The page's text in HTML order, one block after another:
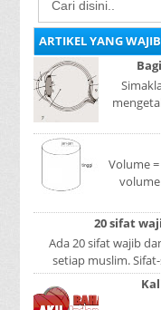
ARTIKEL YANG
Volume
20 sifat
Ada 20 sifat wajib
setiap muslim.